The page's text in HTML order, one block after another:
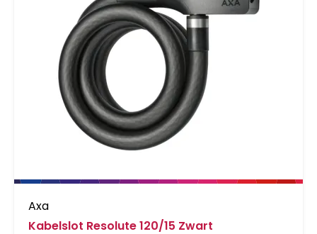
Axa
Kabelslot Resolute 120/15 Zwart